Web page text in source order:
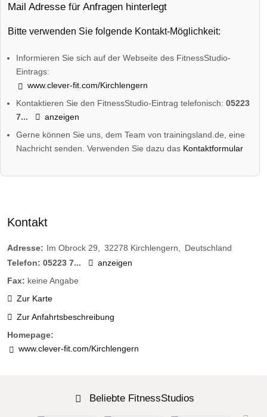
Mail Adresse für Anfragen hinterlegt
Bitte verwenden Sie folgende Kontakt-Möglichkeit:
Informieren Sie sich auf der Webseite des FitnessStudio-
Eintrags:
www.clever-fit.com/Kirchlengern
Kontaktieren Sie den FitnessStudio-Eintrag telefonisch:05223
7...
anzeigen
Gerne können Sie uns, dem Team von trainingsland.de, eine
Nachricht senden. Verwenden Sie dazu das Kontaktformular
Kontakt
Adresse: Im Obrock 29 32278 Kirchlengern
Deutschland
Telefon: 05223 7...
anzeigen
Fax: keine Angabe
Zur Karte
Zur Anfahrtsbeschreibung
Homepage:
www.clever-fit.com/Kirchlengern
Beliebte FitnessStudios